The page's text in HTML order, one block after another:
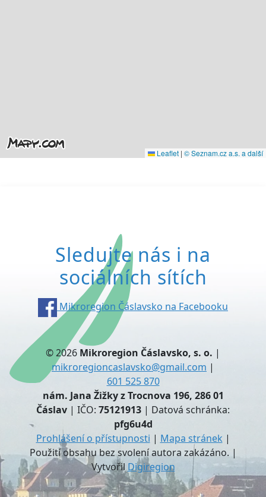
Leaflet | © Seznam.cz a.s. a další
Sledujte nás i na
sociálních sítích
Mikroregion Čáslavsko na Facebooku
© 2026 Mikroregion Čáslavsko, s. o. |
mikroregioncaslavsko@gmail.com |
601 525 870
nám. Jana Žižky z Trocnova 196, 286 01
Čáslav | IČO: 75121913 | Datová schránka:
pfg6u4d
Prohlášení o přístupnosti | Mapa stránek |
Použití obsahu bez svolení autora zakázáno. |
Vytvořil Digiregion